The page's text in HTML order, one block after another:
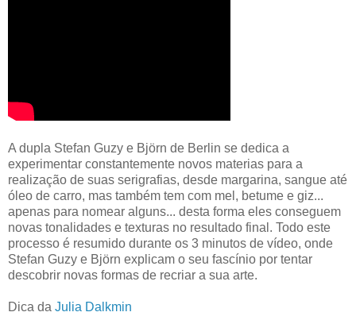
A dupla Stefan Guzy e Björn de Berlin se dedica a
experimentar constantemente novos materias para a
realização de suas serigrafias, desde margarina, sangue até
óleo de carro, mas também tem com mel, betume e giz...
apenas para nomear alguns... desta forma eles conseguem
novas tonalidades e texturas no resultado final. Todo este
processo é resumido durante os 3 minutos de vídeo, onde
Stefan Guzy e Björn explicam o seu fascínio por tentar
descobrir novas formas de recriar a sua arte.
Dica da Julia Dalkmin